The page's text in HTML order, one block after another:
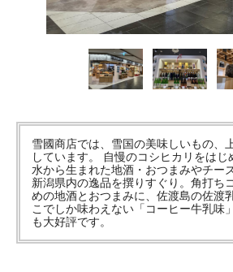
雪國商店では、雪国の美味しいもの、
しています。 自慢のコシヒカリをはじ
水から生まれた地酒・おつまみやチー
新潟県内の逸品を撰りすぐり。角打ち
めの地酒とおつまみに、佐渡島の佐渡
こでしか味わえない「コーヒー牛乳味
も大好評です。